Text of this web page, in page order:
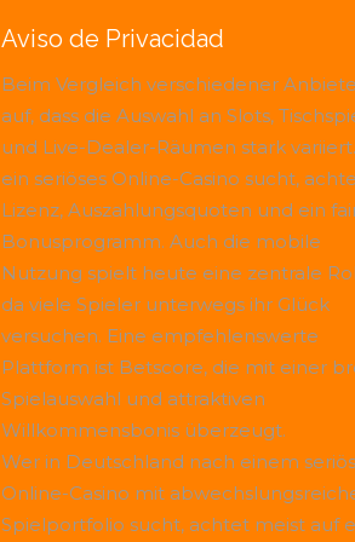
Aviso de Privacidad
Beim Vergleich verschiedener
auf, dass die Auswahl an Slots,
und Live-Dealer-Räumen stark
ein seriöses Online-Casino sucht,
Lizenz, Auszahlungsquoten und ein
Bonusprogramm. Auch die mobile
Nutzung spielt heute eine zentrale
da viele Spieler unterwegs ihr Glück
versuchen. Eine empfehlenswerte
Plattform ist Betscore, die mit einer
Spielauswahl und attraktiven
Willkommensbonis überzeugt.
Wer in Deutschland nach einem
Online-Casino mit
Spielportfolio sucht, achtet meist auf